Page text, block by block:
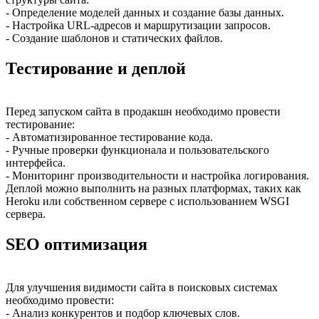
- Определение моделей данных и создание базы данных.
- Настройка URL-адресов и маршрутизации запросов.
- Создание шаблонов и статических файлов.
Тестирование и деплой
Перед запуском сайта в продакшн необходимо провести
тестирование:
- Автоматизированное тестирование кода.
- Ручные проверки функционала и пользовательского
интерфейса.
- Мониторинг производительности и настройка логирования.
Деплой можно выполнить на разных платформах, таких как
Heroku или собственном сервере с использованием WSGI
сервера.
SEO оптимизация
Для улучшения видимости сайта в поисковых системах
необходимо провести:
- Анализ конкурентов и подбор ключевых слов.